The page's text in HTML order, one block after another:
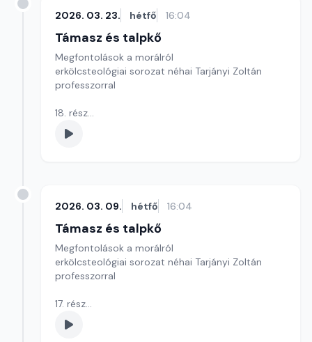
2026. 03. 23. hétfő 16:04
Támasz és talpkő
Megfontolások a morálról
erkölcsteológiai sorozat néhai Tarjányi Zoltán
professzorral
18. rész
Az ötödik parancsolat: Ne ölj!
Szerkesztő: Szikora József
2026. 03. 09. hétfő 16:04
Támasz és talpkő
Megfontolások a morálról
erkölcsteológiai sorozat néhai Tarjányi Zoltán
professzorral
17. rész
A negyedik parancsolat: Tiszteld atyádat és
anyádat!